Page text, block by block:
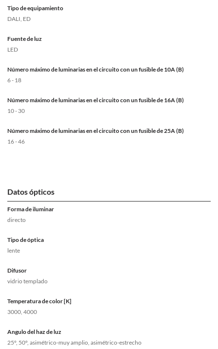
Tipo de equipamiento
DALI, ED
Fuente de luz
LED
Número máximo de luminarias en el circuito con un fusible de 10A (B)
6 - 18
Número máximo de luminarias en el circuito con un fusible de 16A (B)
10 - 30
Número máximo de luminarias en el circuito con un fusible de 25A (B)
16 - 46
Datos ópticos
Forma de iluminar
directo
Tipo de óptica
lente
Difusor
vidrio templado
Temperatura de color [K]
3000, 4000
Angulo del haz de luz
25°, 50°, asimétrico-muy amplio, asimétrico-estrecho